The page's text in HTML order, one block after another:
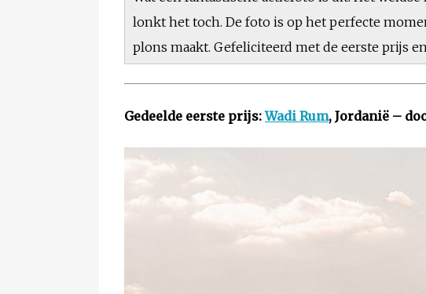
lonkt het toch. De foto is op het perfecte
plons maakt. Gefeliciteerd met de eerste prijs
Gedeelde eerste prijs:Wadi Rum, Jordanië –